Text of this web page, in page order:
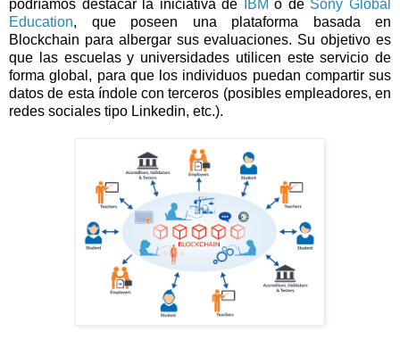
podríamos destacar la iniciativa de
IBM o de Sony Global
Education, que poseen una plataforma basada en
Blockchain para albergar sus evaluaciones. Su objetivo es
que las escuelas y universidades utilicen este servicio de
forma global, para que los individuos puedan compartir sus
datos de esta índole con terceros (posibles empleadores, en
redes sociales tipo Linkedin, etc.).